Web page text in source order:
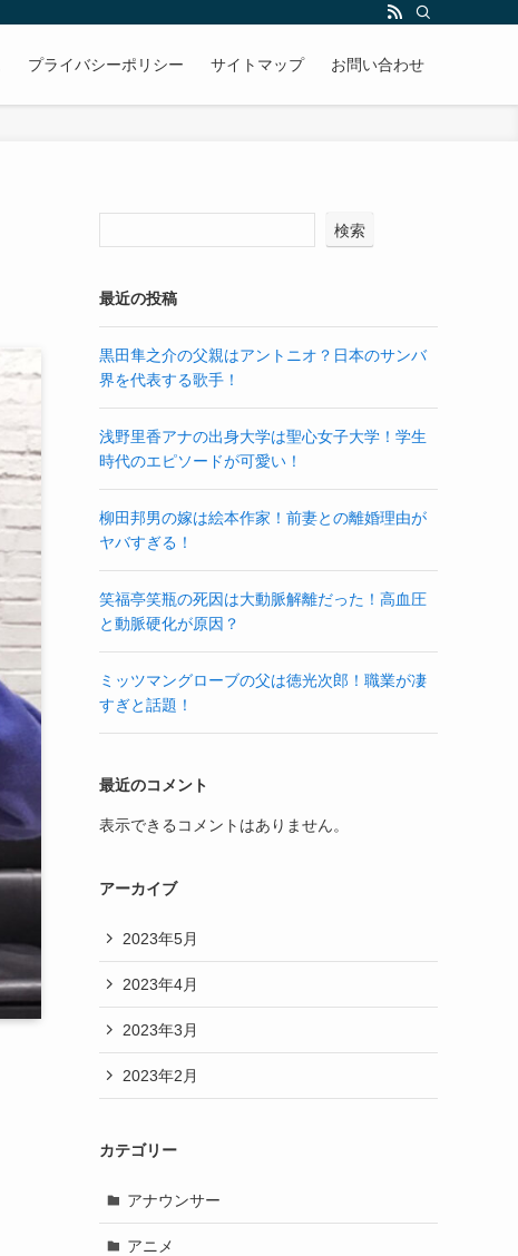
プライバシーポリシー サイトマップ お問い合わせ
検索
最近の投稿
黒田隼之介の父親はアントニオ？日本のサンバ
界を代表する歌手！
浅野里香アナの出身大学は聖心女子大学！学生
時代のエピソードが可愛い！
柳田邦男の嫁は絵本作家！前妻との離婚理由が
ヤバすぎる！
笑福亭笑瓶の死因は大動脈解離だった！高血圧
と動脈硬化が原因？
ミッツマングローブの父は徳光次郎！職業が凄
すぎと話題！
最近のコメント
表示できるコメントはありません。
アーカイブ
2023年5月
2023年4月
2023年3月
2023年2月
カテゴリー
アナウンサー
アニメ